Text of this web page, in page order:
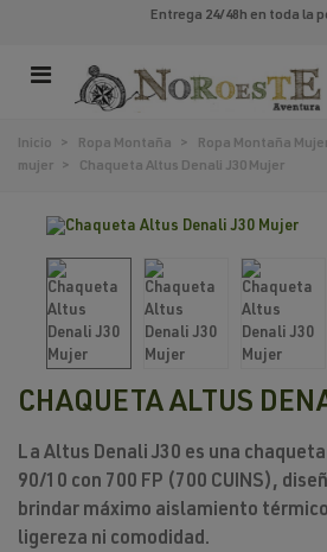
Entrega 24/48h en toda la
Inicio > Ropa Montaña > Ropa Montaña
mujer
> Chaqueta Altus Denali J30 Mujer
CHAQUETA ALTUS
La Altus Denali J30 es una chaqueta
90/10 con 700 FP (700 CUINS),
brindar máximo aislamiento
ligereza ni comodidad.